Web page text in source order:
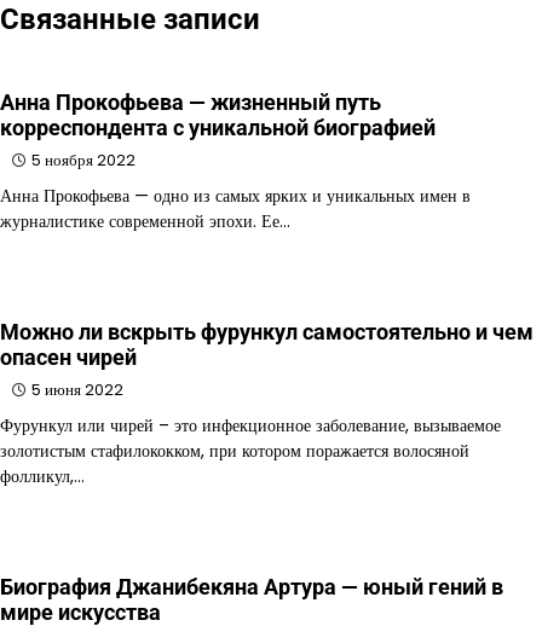
Связанные записи
Анна Прокофьева — жизненный путь
корреспондента с уникальной биографией
5 ноября 2022
Анна Прокофьева — одно из самых ярких и уникальных имен в
журналистике современной эпохи. Ее…
Можно ли вскрыть фурункул самостоятельно и чем
опасен чирей
5 июня 2022
Фурункул или чирей – это инфекционное заболевание, вызываемое
золотистым стафилококком, при котором поражается волосяной
фолликул,…
Биография Джанибекяна Артура — юный гений в
мире искусства